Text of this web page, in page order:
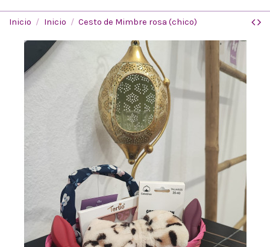
Inicio Inicio Cesto de Mimbre rosa (chico)